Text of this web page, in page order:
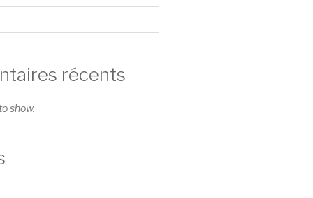
récents
show.